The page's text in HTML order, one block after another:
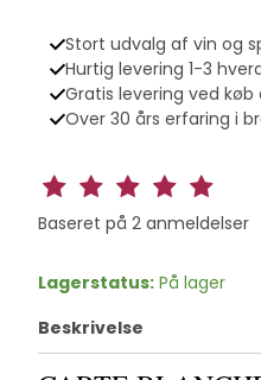
Stort udvalg af vin og
Hurtig levering 1-3
Gratis levering ved køb
Over 30 års erfaring i
Baseret på 2 anmeldelser
Lagerstatus: På lager
Beskrivelse